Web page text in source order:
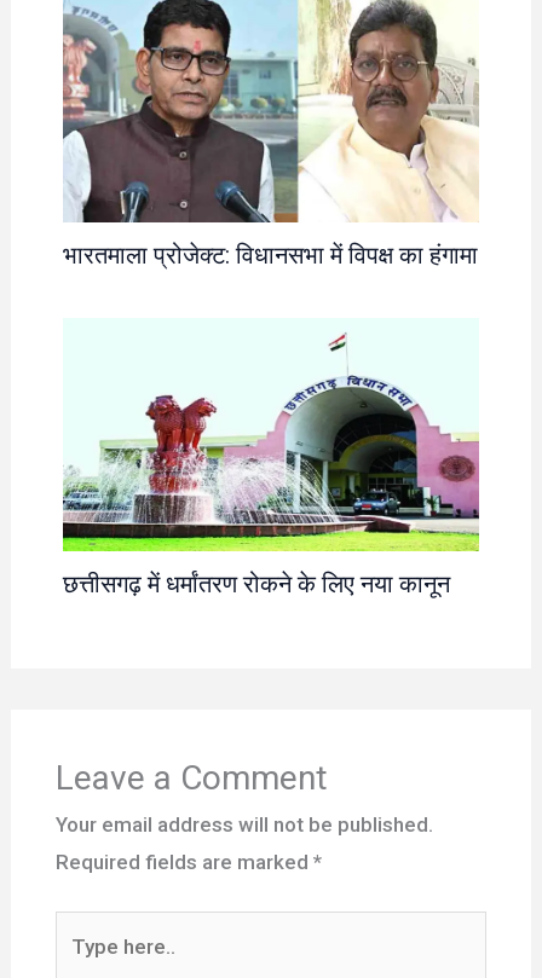
भारतमाला प्रोजेक्ट: विधानसभा में विपक्ष का हंगामा
छत्तीसगढ़ में धर्मांतरण रोकने के लिए नया कानून
Leave a Comment
Your email address will not be published.
Required fields are marked *